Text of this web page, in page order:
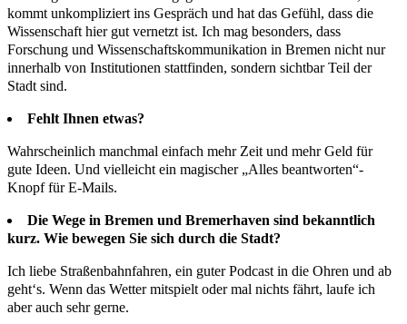
kommt unkompliziert ins Gespräch und hat das Gefühl, dass die
Wissenschaft hier gut vernetzt ist. Ich mag besonders, dass
Forschung und Wissenschaftskommunikation in Bremen nicht nur
innerhalb von Institutionen stattfinden, sondern sichtbar Teil der
Stadt sind.
Fehlt Ihnen etwas?
Wahrscheinlich manchmal einfach mehr Zeit und mehr Geld für
gute Ideen. Und vielleicht ein magischer „Alles beantworten“-
Knopf für E-Mails.
Die Wege in Bremen und Bremerhaven sind bekanntlich
kurz. Wie bewegen Sie sich durch die Stadt?
Ich liebe Straßenbahnfahren, ein guter Podcast in die Ohren und ab
geht‘s. Wenn das Wetter mitspielt oder mal nichts fährt, laufe ich
aber auch sehr gerne.